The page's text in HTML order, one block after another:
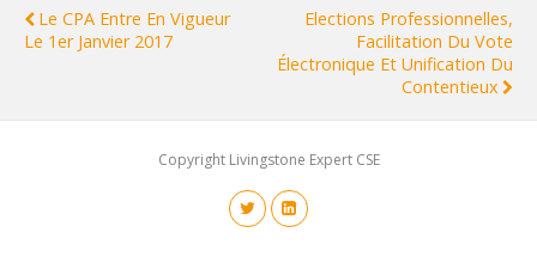
Le CPA Entre En Vigueur
Le 1er Janvier 2017
Elections Professionnelles,
Facilitation Du Vote
Électronique Et Unification Du
Contentieux
Copyright Livingstone Expert CSE